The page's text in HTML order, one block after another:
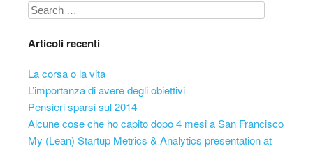
Search
Articoli recenti
La corsa o la vita
L’importanza di avere degli obiettivi
Pensieri sparsi sul 2014
Alcune cose che ho capito dopo 4 mesi a San Francisco
My (Lean) Startup Metrics & Analytics presentation at